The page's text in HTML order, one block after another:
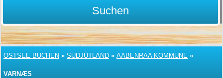
Suchen
OSTSEE BUCHEN » SÜDJÜTLAND » AABENRAA KOMMUNE »
VARNÆS